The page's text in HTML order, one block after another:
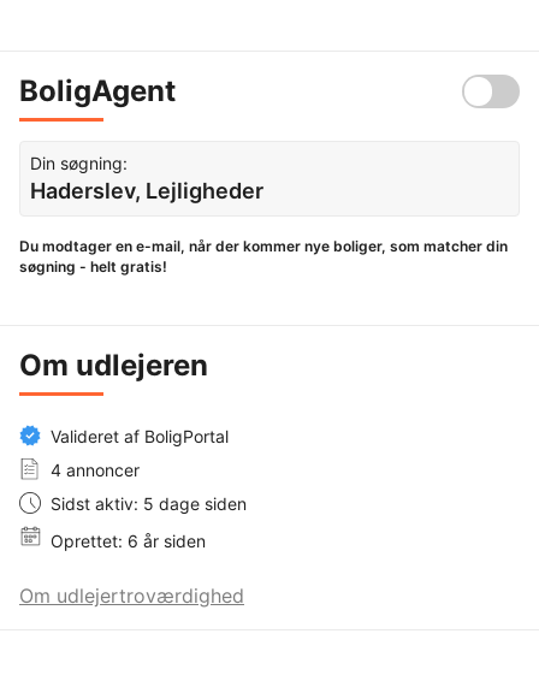
BoligAgent
Din søgning:
Haderslev, Lejligheder
Du modtager en e-mail, når der kommer nye boliger, som matcher din
søgning - helt gratis!
Om udlejeren
Valideret af BoligPortal
4 annoncer
Sidst aktiv: 5 dage siden
Oprettet: 6 år siden
Om udlejertroværdighed